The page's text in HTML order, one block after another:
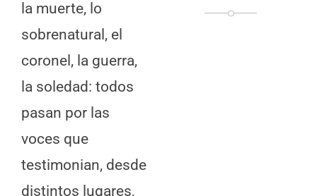
la muerte, lo
sobrenatural, el
coronel, la guerra,
la soledad: todos
pasan por las
voces que
testimonian, desde
distintos lugares,